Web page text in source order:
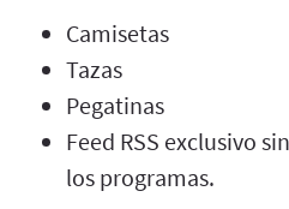
Camisetas
Tazas
Pegatinas
Feed RSS exclusivo
los programas.